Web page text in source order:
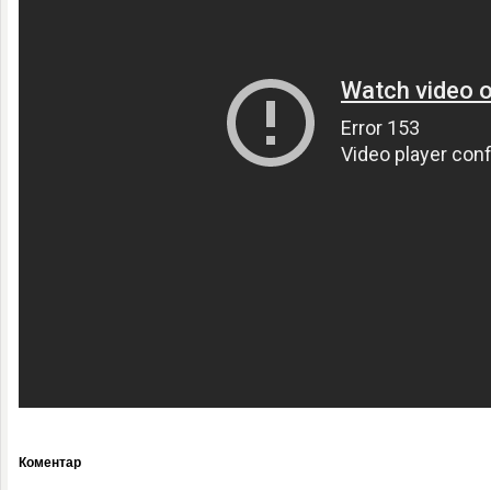
Коментар